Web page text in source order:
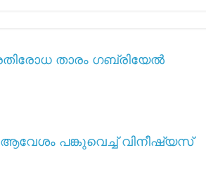
താരം ഗബ്രിയേൽ
ആവേശം പങ്കുവെച്ച് വിനീഷ്യസ്